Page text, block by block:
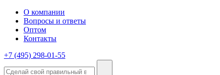
О компании
Вопросы и ответы
Оптом
Контакты
+7 (495) 298-01-55